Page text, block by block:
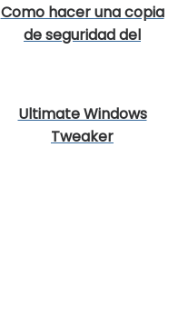
Como hacer una copia
de seguridad del
Ultimate Windows
Tweaker